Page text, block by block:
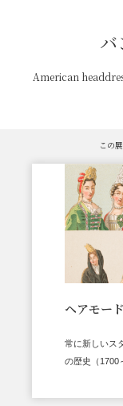
バ
American
この
ヘアモー
常に新しいス
の歴史（1700